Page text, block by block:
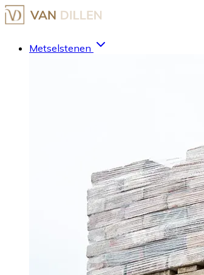
Metselstenen